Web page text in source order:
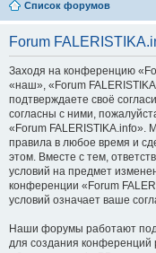
Список форумов
Forum
Заходя на конференцию
«наш», «Forum
подтверждаете своё
согласны с ними,
«Forum FALERISTIKA.info».
правила в любое время и
этом. Вместе с тем,
условий на предмет
конференции «Forum
условий означает ваше
Наши форумы работают
для создания